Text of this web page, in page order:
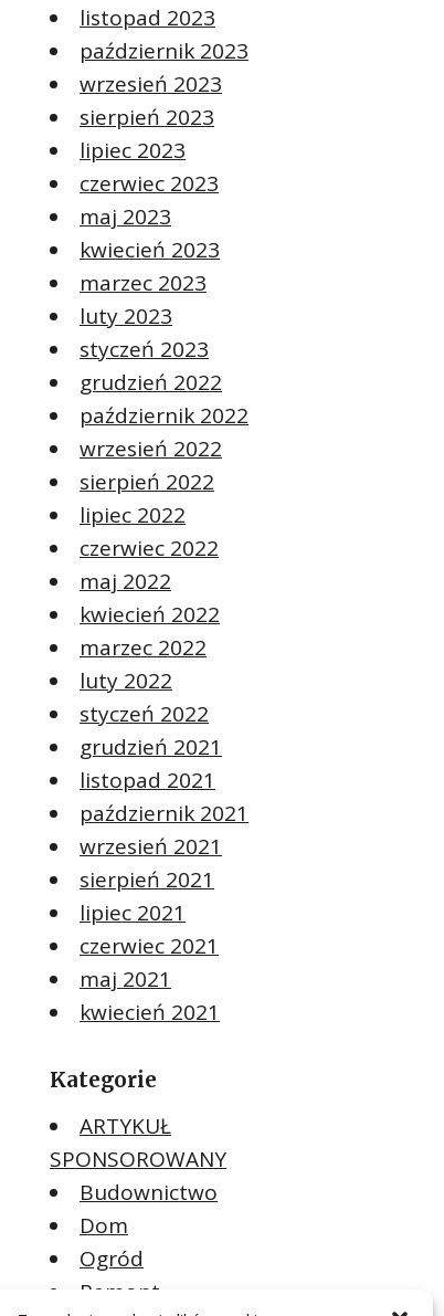
listopad 2023
październik 2023
wrzesień 2023
sierpień 2023
lipiec 2023
czerwiec 2023
maj 2023
kwiecień 2023
marzec 2023
luty 2023
styczeń 2023
grudzień 2022
październik 2022
wrzesień 2022
sierpień 2022
lipiec 2022
czerwiec 2022
maj 2022
kwiecień 2022
marzec 2022
luty 2022
styczeń 2022
grudzień 2021
listopad 2021
październik 2021
wrzesień 2021
sierpień 2021
lipiec 2021
czerwiec 2021
maj 2021
kwiecień 2021
Kategorie
ARTYKUŁ
SPONSOROWANY
Budownictwo
Dom
Ogród
Remont